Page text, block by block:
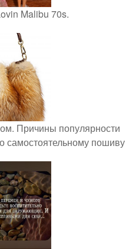
Malibu 70s.
Причины популярности
самостоятельному пошиву